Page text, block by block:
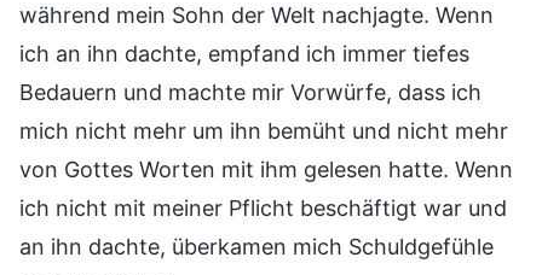
während mein Sohn der Welt nachjagte. Wenn
ich an ihn dachte, empfand ich immer tiefes
Bedauern und machte mir Vorwürfe, dass ich
mich nicht mehr um ihn bemüht und nicht mehr
von Gottes Worten mit ihm gelesen hatte. Wenn
ich nicht mit meiner Pflicht beschäftigt war und
an ihn dachte, überkamen mich Schuldgefühle